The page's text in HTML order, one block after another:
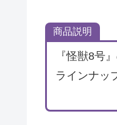
商品説明
『怪獣8号
ラインナッ